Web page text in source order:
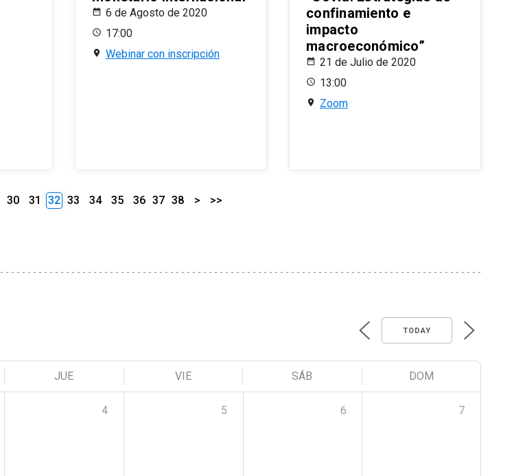
6 de Agosto de 2020
17:00
Webinar con inscripción
confinamiento e
impacto
macroeconómico”
21 de Julio de 2020
13:00
Zoom
30 31 32 33 34 35 36 37 38 > >>
TODAY
JUE VIE SÁB DOM
4 5 6 7